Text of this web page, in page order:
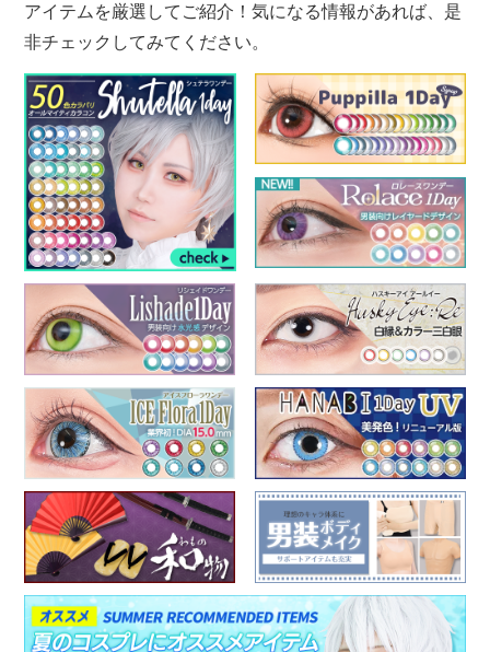
アイテムを厳選してご紹介！気になる情報があれば、是
非チェックしてみてください。